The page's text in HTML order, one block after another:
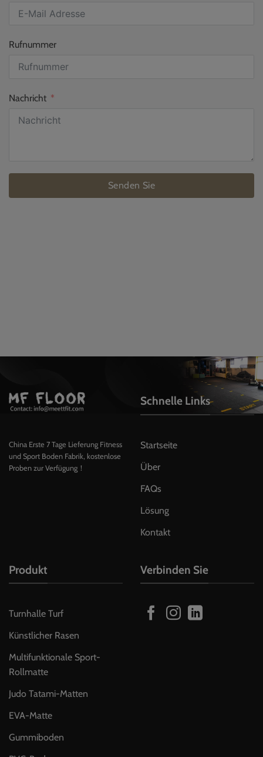
Rufnummer
Nachricht
Senden Sie
China Erste 7 Tage Lieferung Fitness
und Sport Boden Fabrik, kostenlose
Proben zur Verfügung！
Schnelle Links
Startseite
Über
FAQs
Lösung
Kontakt
Produkt
Turnhalle Turf
Künstlicher Rasen
Multifunktionale Sport-
Rollmatte
Judo Tatami-Matten
EVA-Matte
Gummiboden
Verbinden Sie